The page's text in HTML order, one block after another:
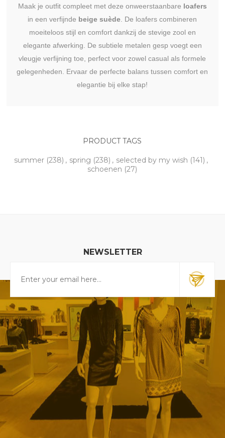
Maak je outfit compleet met deze onweerstaanbare loafers
in een verfijnde beige suède . De loafers combineren
moeiteloos stijl en comfort dankzij de stevige zool en
elegante afwerking. De subtiele metalen gesp voegt een
vleugje verfijning toe, perfect voor zowel casual als formele
gelegenheden. Ervaar de perfecte balans tussen comfort en
elegantie bij elke stap!
PRODUCT TAGS
summer (238) , spring (238) , selected by my wish (141) ,
schoenen (27)
NEWSLETTER